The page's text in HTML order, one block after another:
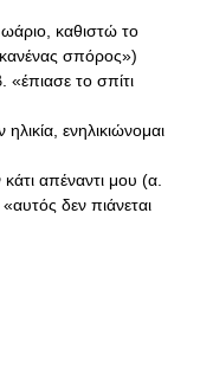
καθιστώ το
σπόρος»)
«έπιασε το σπίτι
ενηλικιώνομαι
απέναντι μου (α.
δεν πιάνεται